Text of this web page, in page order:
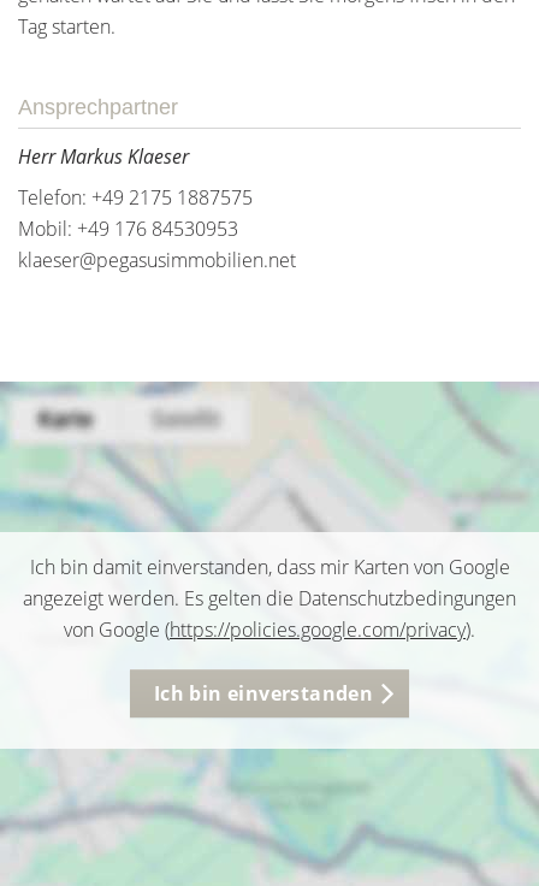
Tag starten.
Ansprechpartner
Herr Markus Klaeser
Telefon: +49 2175 1887575
Mobil: +49 176 84530953
klaeser@pegasusimmobilien.net
Ich bin damit einverstanden, dass mir Karten von Google
angezeigt werden. Es gelten die Datenschutzbedingungen
von Google (https://policies.google.com/privacy).
Ich bin einverstanden